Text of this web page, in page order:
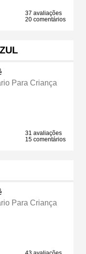
37 avaliações
20 comentários
Para Criança
31 avaliações
15 comentários
Para Criança